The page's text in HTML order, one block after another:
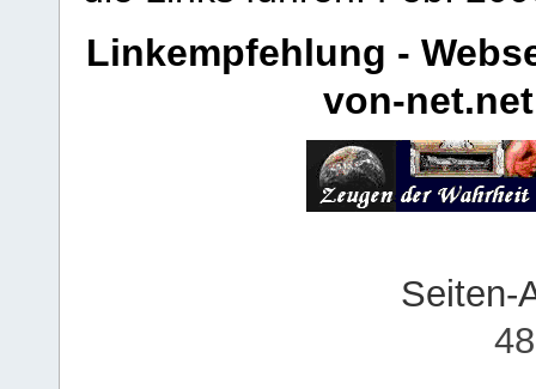
Linkempfehlung -
von-net.net
Seiten-